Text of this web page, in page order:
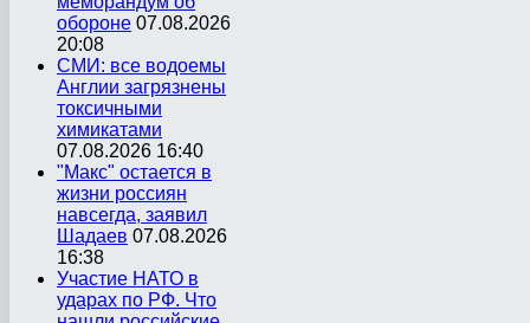
обороне 07.08.2026
20:08
СМИ: все водоемы
Англии загрязнены
токсичными
химикатами
07.08.2026 16:40
"Макс" остается в
жизни россиян
навсегда, заявил
Шадаев 07.08.2026
16:38
Участие НАТО в
ударах по РФ. Что